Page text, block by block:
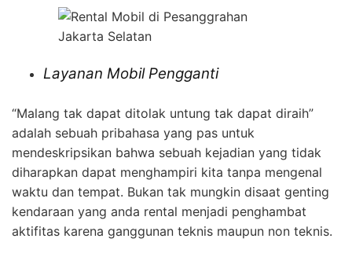
Layanan Mobil Pengganti
“Malang tak dapat ditolak untung tak dapat diraih”
adalah sebuah pribahasa yang pas untuk
mendeskripsikan bahwa sebuah kejadian yang tidak
diharapkan dapat menghampiri kita tanpa mengenal
waktu dan tempat. Bukan tak mungkin disaat genting
kendaraan yang anda rental menjadi penghambat
aktifitas karena ganggunan teknis maupun non teknis.